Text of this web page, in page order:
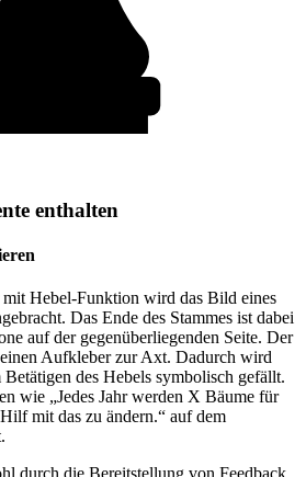
enthalten
mit Hebel-Funktion wird das Bild eines
Das Ende des Stammes ist dabei
auf der gegenüberliegenden Seite. Der
Aufkleber zur Axt. Dadurch wird
des Hebels symbolisch gefällt.
wie „Jedes Jahr werden X Bäume für
mit das zu ändern.“ auf dem
durch die Bereitstellung von Feedback